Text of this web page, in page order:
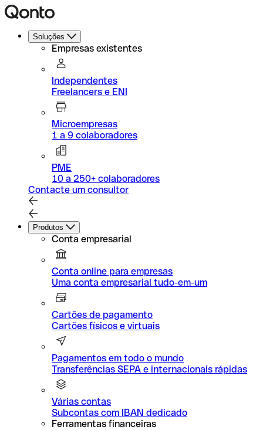
Soluções
Empresas existentes
Independentes
Freelancers e ENI
Microempresas
1 a 9 colaboradores
PME
10 a 250+ colaboradores
Contacte um consultor
Produtos
Conta empresarial
Conta online para empresas
Uma conta empresarial tudo-em-um
Cartões de pagamento
Cartões físicos e virtuais
Pagamentos em todo o mundo
Transferências SEPA e internacionais rápidas
Várias contas
Subcontas com IBAN dedicado
Ferramentas financeiras